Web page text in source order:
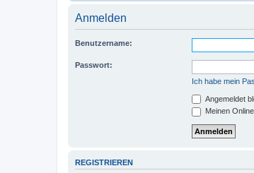
Anmelden
Benutzername:
Passwort:
Ich habe mein
Angemeldet
Meinen
REGISTRIEREN